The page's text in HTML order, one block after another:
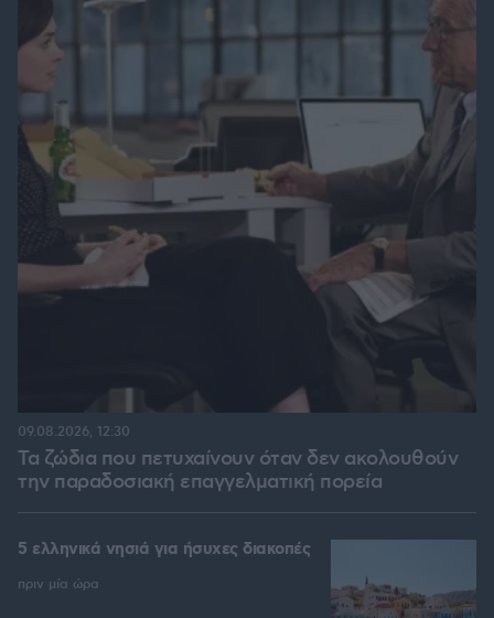
Τα ζώδια που πετυχαίνουν όταν δεν ακολουθούν
την παραδοσιακή επαγγελματική πορεία
09.08.2026, 12:30
5 ελληνικά νησιά για ήσυχες διακοπές
πριν μία ώρα